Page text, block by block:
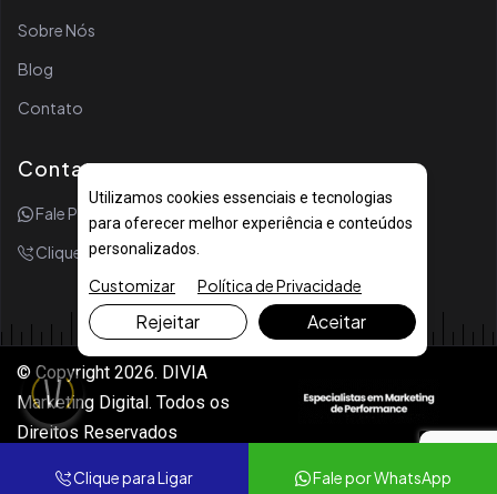
Sobre Nós
Blog
Contato
Contato
Fale Por WhatsApp
Clique Para Ligar
© Copyright 2026. DIVIA
Marketing Digital. Todos os
Direitos Reservados
Clique para Ligar Fale por WhatsApp
Utilizamos cookies essenciais e tecnologias
para oferecer melhor experiência e conteúdos
personalizados.
Customizar Política de Privacidade
Rejeitar Aceitar